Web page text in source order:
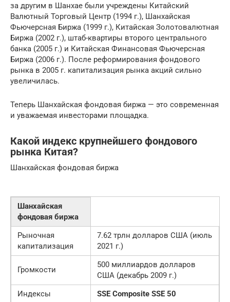
за другим в Шанхае были учреждены Китайский
Валютный Торговый Центр (1994 г.), Шанхайская
Фьючерсная Биржа (1999 г.), Китайская Золотовалютная
Биржа (2002 г.), штаб-квартиры второго центрального
банка (2005 г.) и Китайская Финансовая Фьючерсная
Биржа (2006 г.). После реформирования фондового
рынка в 2005 г. капитализация рынка акций сильно
увеличилась.
Теперь Шанхайская фондовая биржа — это современная
и уважаемая инвесторами площадка.
Какой индекс крупнейшего фондового
рынка Китая?
Шанхайская фондовая биржа
Шанхайская
фондовая биржа
Рыночная
капитализация
7.62 трлн долларов США (июль
2021 г.)
Громкости
500 миллиардов долларов
США (декабрь 2009 г.)
Индексы
SSE Composite SSE 50